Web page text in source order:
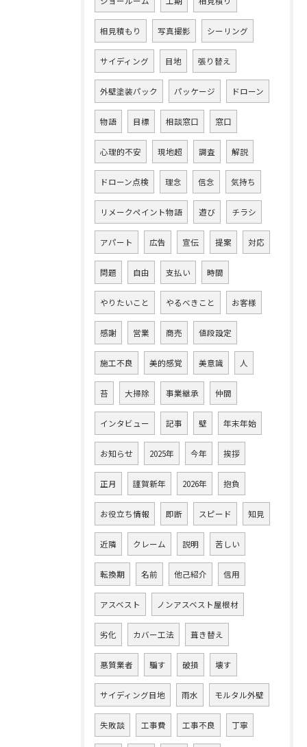
相見積もり 写真撮影 シーリング
サイディング 目地 張り替え
外壁塗装パック パッケージ ドローン
物語 目標 相談窓口 窓口
心理的不安 現地超 調査 解説
ドローン点検 理念 信念 気持ち
リメークペイント物語 遊び チラシ
アパート 広告 宣伝 提案 対応
問題 自由 支払い 時間
やりたいこと やるべきこと お客様
感謝 営業 商売 値段設定
施工不良 美的感覚 美意識 人
苔 大掃除 事業継承 仲間
インタビュー 記事 壁 年末年始
お知らせ 2025年 今年 挨拶
正月 謹賀新年 2026年 抱負
お役立ち情報 即断 スピード 知見
近隣 クレーム 説明 苦しい
転換期 名前 他己紹介 信用
アスベスト ノンアスベスト屋根材
劣化 カバー工法 葺き替え
悪質業者 騙す 破損 壊す
サイディング目地 雨水 モルタル外壁
失敗談 工事費 工事不良 丁寧